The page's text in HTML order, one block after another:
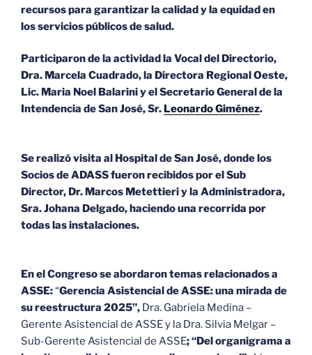
recursos para garantizar la calidad y la equidad en
los servicios públicos de salud.
Participaron de la actividad la Vocal del Directorio,
Dra. Marcela Cuadrado, la Directora Regional Oeste,
Lic. Maria Noel Balarini y el Secretario General de la
Intendencia de San José, Sr. Leonardo Giménez.
Se realizó visita al Hospital de San José, donde los
Socios de ADASS fueron recibidos por el Sub
Director, Dr. Marcos Metettieri y la Administradora,
Sra. Johana Delgado, haciendo una recorrida por
todas las instalaciones.
En el Congreso se abordaron temas relacionados a
ASSE:“Gerencia Asistencial de ASSE: una mirada de
su reestructura 2025”, Dra. Gabriela Medina –
Gerente Asistencial de ASSE y la Dra. Silvia Melgar –
Sub-Gerente Asistencial de ASSE; “Del organigrama a